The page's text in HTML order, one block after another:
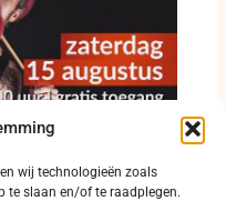
wij technologieën zoals
te slaan en/of te raadplegen.
op Grote Markt